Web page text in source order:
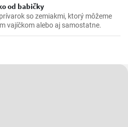
od babičky
so zemiakmi, ktorý môžeme
vajíčkom alebo aj samostatne.